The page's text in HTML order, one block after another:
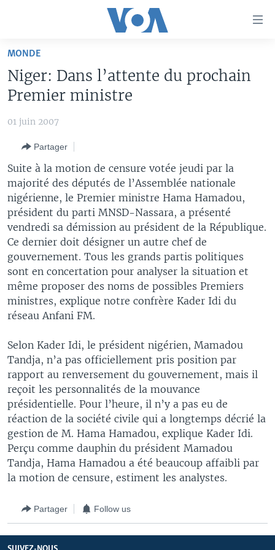
Retour
navigation
Retour
la
recherche
AFRIQUE
SPORT
WASHINGTON FORUM
CORRESPONDANT VOA
FOCUS SAHEL
REPORTAGES
VOUS + NOUS
CARNET DE SANTÉ
À VOTRE AVIS
VOTRE SANTÉ VOTRE AVENIR
LE MONDE AU FÉMININ
L'AMÉRIQUE ET VOUS
DIALOGUE DES RELIGIONS
RM SHOW
BAMBARA
FULFULDE
LINGALA
SANGO
Apprenez L'anglais
SUIVEZ-NOUS
Langues
MONDE
Niger: Dans l’attente du prochain
Premier ministre
01 juin 2007
Partager
Suite à la motion de censure votée jeudi par la
majorité des députés de l’Assemblée nationale
nigérienne, le Premier ministre Hama Hamadou,
président du parti MNSD-Nassara, a présenté
vendredi sa démission au président de la République.
Ce dernier doit désigner un autre chef de
gouvernement. Tous les grands partis politiques
sont en concertation pour analyser la situation et
même proposer des noms de possibles Premiers
ministres, explique notre confrère Kader Idi du
réseau Anfani FM.
Selon Kader Idi, le président nigérien, Mamadou
Tandja, n’a pas officiellement pris position par
rapport au renversement du gouvernement, mais il
reçoit les personnalités de la mouvance
présidentielle. Pour l’heure, il n’y a pas eu de
réaction de la société civile qui a longtemps décrié la
gestion de M. Hama Hamadou, explique Kader Idi.
Perçu comme dauphin du président Mamadou
Tandja, Hama Hamadou a été beaucoup affaibli par
la motion de censure, estiment les analystes.
Partager Follow us